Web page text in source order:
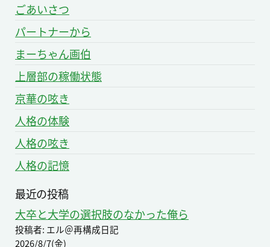
ごあいさつ
パートナーから
まーちゃん画伯
上層部の稼働状態
京華の呟き
人格の体験
人格の呟き
人格の記憶
最近の投稿
大卒と大学の選択肢のなかった俺ら
投稿者: エル＠再構成日記
2026/8/7(金)